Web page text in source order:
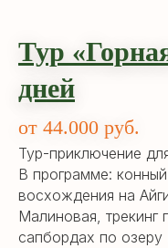
Тур
дней
от 44.000 руб.
Тур-приключение
В программе:
восхождения на
Малиновая, трекинг
сапбордах по